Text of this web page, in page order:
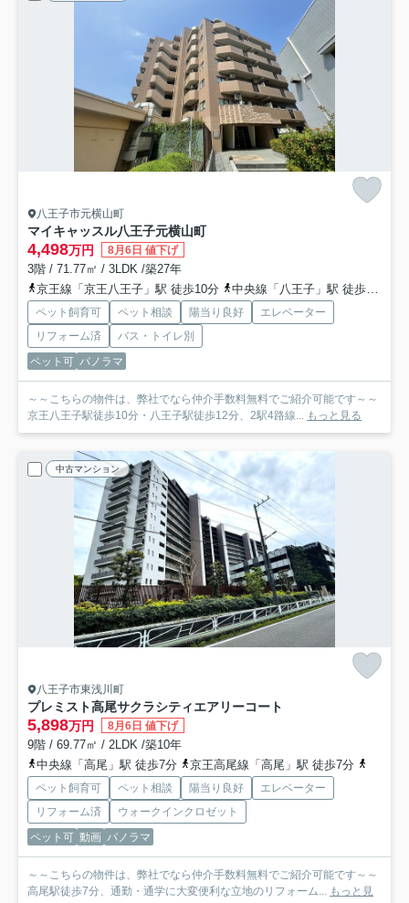
八王子市元横山町
マイキャッスル八王子元横山町
4,498万円 8月6日 値下げ
3階 / 71.77㎡ / 3LDK /築27年
京王線「京王八王子」駅 徒歩10分
中央線「八王子」駅 徒歩12分
ペット飼育可 ペット相談 陽当り良好
エレベーター
リフォーム済
バス・トイレ別
ペット可 パノラマ
～～こちらの物件は、弊社でなら仲介手数料無料でご紹介可能です～～
京王八王子駅徒歩10分・八王子駅徒歩12分、2駅4路線... もっと見る
中古マンション
八王子市東浅川町
プレミスト高尾サクラシティエアリーコート
5,898万円 8月6日 値下げ
9階 / 69.77㎡ / 2LDK /築10年
中央線「高尾」駅 徒歩7分
京王高尾線「高尾」駅 徒歩7分
ペット飼育可 ペット相談 陽当り良好
エレベーター
リフォーム済
ウォークインクロゼット
ペット可 動画 パノラマ
～～こちらの物件は、弊社でなら仲介手数料無料でご紹介可能です～～
高尾駅徒歩7分、通勤・通学に大変便利な立地のリフォーム... もっと見